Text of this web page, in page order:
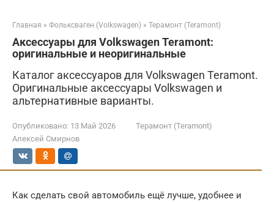
Главная » Фольксваген (Volkswagen) » Терамонт (Teramont)
Аксессуары для Volkswagen Teramont:
оригинальные и неоригинальные
Каталог аксессуаров для Volkswagen Teramont.
Оригинальные аксессуары Volkswagen и
альтернативные варианты.
Опубликовано: 13 Май 2026
Терамонт (Teramont)
Алексей Смирнов
Как сделать свой автомобиль ещё лучше, удобнее и